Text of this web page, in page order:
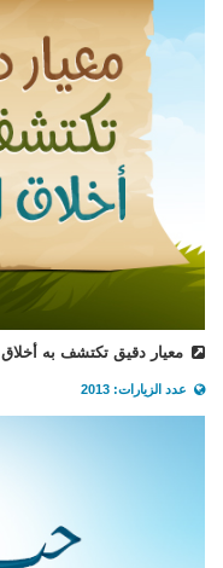
معيار دقيق تكتشف به أخلاق
عدد الزيارات: 2013